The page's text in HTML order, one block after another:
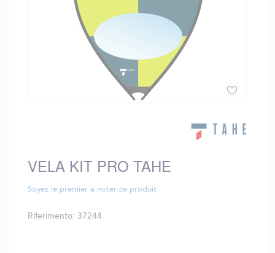
di
immagini
VELA KIT PRO TAHE
Soyez le premier à noter ce produit
Riferimento 37244